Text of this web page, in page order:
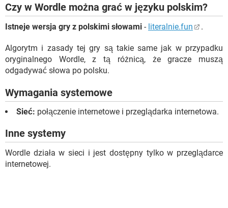
Czy w Wordle można grać w języku polskim?
Istneje wersja gry z polskimi słowami - literalnie.fun .
Algorytm i zasady tej gry są takie same jak w przypadku
oryginalnego Wordle, z tą różnicą, że gracze muszą
odgadywać słowa po polsku.
Wymagania systemowe
Sieć: połączenie internetowe i przeglądarka internetowa.
Inne systemy
Wordle działa w sieci i jest dostępny tylko w przeglądarce
internetowej.